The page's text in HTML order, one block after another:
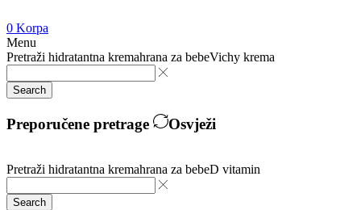
0 Korpa
Menu
Pretraži hidratantna kremahrana za bebeVichy krema
Search
Preporučene pretrage Osvježi
Pretraži hidratantna kremahrana za bebeD vitamin
Search